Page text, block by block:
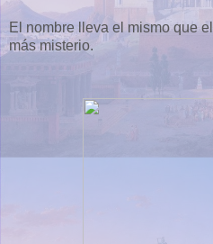
El nombre lleva el mismo que
más misterio.